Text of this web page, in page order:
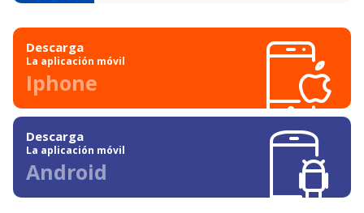
Descarga
La aplicación móvil
Iphone
Descarga
La aplicación móvil
Android